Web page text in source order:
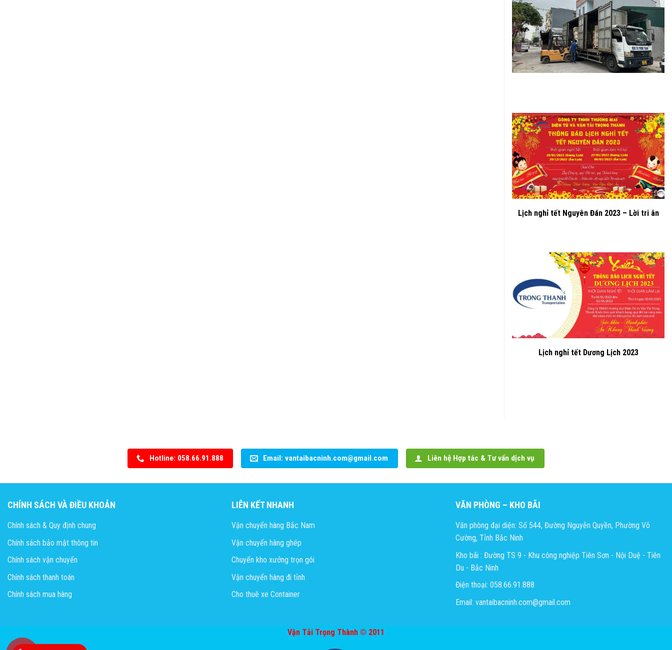
Lịch nghỉ tết Nguyên Đán 2023 – Lời tri ân
Lịch nghỉ tết Dương Lịch 2023
Hotline: 058.66.91.888 Email: vantaibacninh.com@gmail.com Liên hệ Hợp tác & Tư vấn dịch vụ
CHÍNH SÁCH VÀ ĐIỀU KHOẢN
Chính sách & Quy định chung
Chính sách bảo mật thông tin
Chính sách vận chuyển
Chính sách thanh toán
Chính sách mua hàng
LIÊN KẾT NHANH
Vận chuyển hàng Bắc Nam
Vận chuyển hàng ghép
Chuyển kho xưởng trọn gói
Vận chuyển hàng đi tỉnh
Cho thuê xe Container
VĂN PHÒNG – KHO BÃI
Văn phòng đại diện: Số 544, Đường Nguyễn Quyền, Phường Võ
Cường, Tỉnh Bắc Ninh
Kho bãi : Đường TS 9 - Khu công nghiệp Tiên Sơn - Nội Duệ - Tiên
Du - Bắc Ninh
Điện thoại: 058.66.91.888
Email: vantaibacninh.com@gmail.com
Vận Tải Trọng Thành © 2011